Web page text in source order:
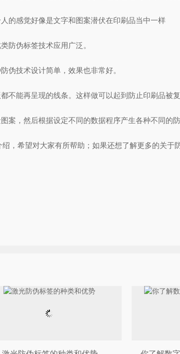
感觉好像是文字和图案潜伏在印刷品当中一样
伪标签技术应用广泛。
技术设计简单，效果也非常好。
能再呈现的线条。这样做可以起到防止印刷品被复
，然后根据设定不同的数据程序产生各种不同的防
希望对大家有所帮助；如果还想了解更多的关于